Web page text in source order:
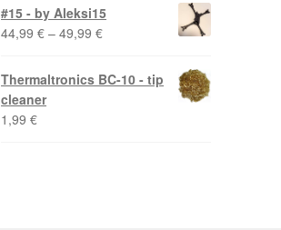
#15 - by Aleksi15
44,99€ – 49,99€Hintaluokka:
-
49,99 €
Thermaltronics BC-10 - tip
cleaner
1,99€